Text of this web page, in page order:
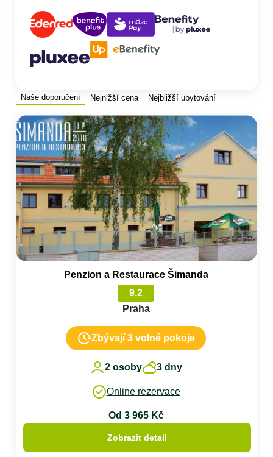
Naše doporučení Nejnižší cena Nejbližší ubytování
Penzion a Restaurace Šimanda
9.2
Praha
Zbývají 3 volné pokoje
2 osoby 3 dny
Online rezervace
Od 3 965 Kč
Zobrazit detail